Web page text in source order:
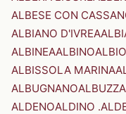
ALBESE CON
ALBIANO D'IVREA
ALBINEAALBINO
ALBISSOLA MARINA
ALBUGNANO
ALDENOALDINO